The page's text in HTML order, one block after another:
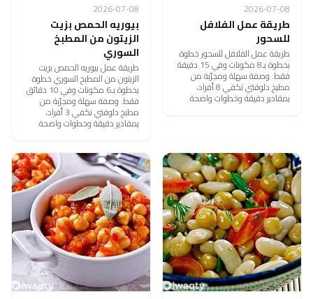
2026-07-08
طريقة عمل الفلافل
للسحور
طريقة عمل الفلافل للسحور خطوة
بخطوة بـ8 مكونات وفي 15 دقيقة
فقط. وصفة سهلة ومجرّبة من
مطبخ دلوقتي تكفي 8 أفراد،
بمقادير دقيقة وخطوات واضحة.
2026-07-08
بيوريه الحمص بزيت
الزيتون من المطبخ
السوري
طريقة عمل بيوريه الحمص بزيت
الزيتون من المطبخ السوري خطوة
بخطوة بـ6 مكونات وفي 10 دقائق
فقط. وصفة سهلة ومجرّبة من
مطبخ دلوقتي تكفي 3 أفراد،
بمقادير دقيقة وخطوات واضحة.